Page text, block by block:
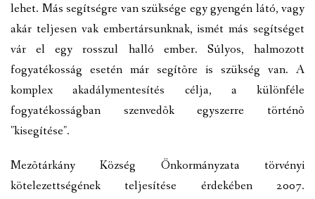
lehet. Más segítségre van szüksége egy gyengén látó, vagy
akár teljesen vak embertársunknak, ismét más segítséget
vár el egy rosszul halló ember. Súlyos, halmozott
fogyatékosság esetén már segítõre is szükség van. A
komplex akadálymentesítés célja, a különféle
fogyatékosságban szenvedõk egyszerre történõ
"kisegítése".
Mezõtárkány Község Önkormányzata törvényi
kötelezettségének teljesítése érdekében 2007.